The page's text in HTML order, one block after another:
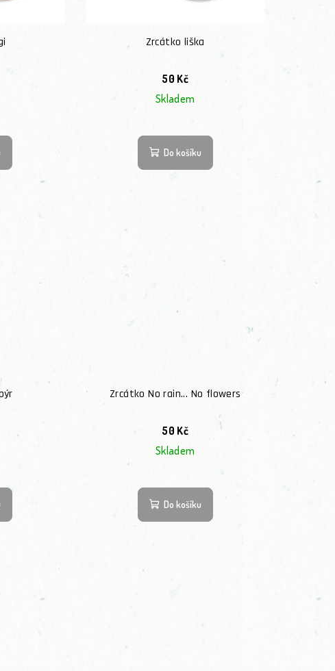
Zrcátko liška
50 Kč
Skladem
Do košíku
Zrcátko No rain... No flowers
50 Kč
Skladem
Do košíku